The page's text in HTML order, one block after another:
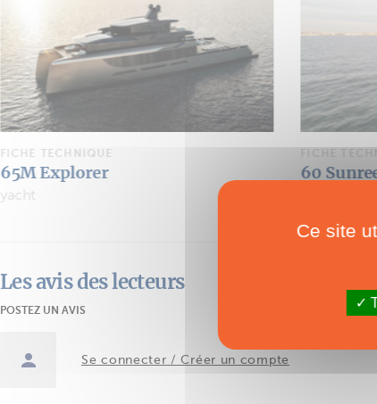
FICHE TECHNIQUE
60 Sunreef Power Eco
Multipower
FICHE
Sunreef
Les avis des lecteurs
POSTEZ UN AVIS
Se connecter / Créer un compte
Ce site